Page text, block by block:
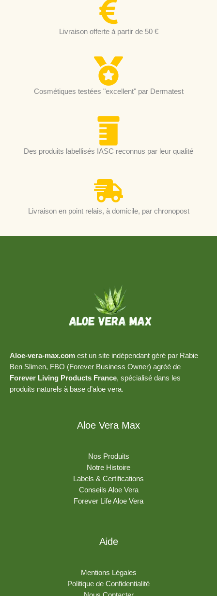
Livraison offerte à partir de 50 €
Cosmétiques testées "excellent" par Dermatest
Des produits labellisés IASC reconnus par leur qualité
Livraison en point relais, à domicile, par chronopost
Aloe-vera-max.com est un site indépendant géré par Rabie
Ben Slimen, FBO (Forever Business Owner) agréé de
Forever Living Products France, spécialisé dans les
produits naturels à base d’aloe vera.
Aloe Vera Max
Nos Produits
Notre Histoire
Labels & Certifications
Conseils Aloe Vera
Forever Life Aloe Vera
Aide
Mentions Légales
Politique de Confidentialité